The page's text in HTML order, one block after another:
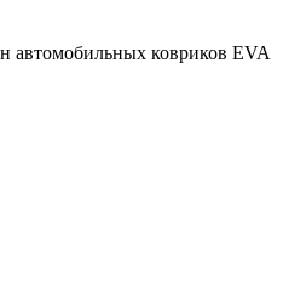
автомобильных ковриков EVA